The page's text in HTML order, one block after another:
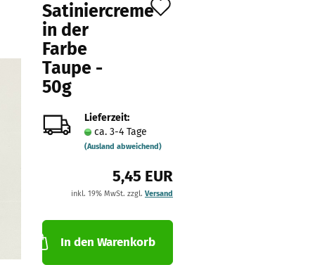
Satiniercreme
in der
Farbe
Taupe -
50g
Lieferzeit:
ca. 3-4 Tage
(Ausland abweichend)
5,45 EUR
inkl. 19% MwSt. zzgl. Versand
In den Warenkorb